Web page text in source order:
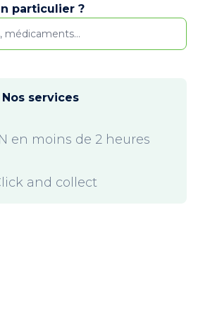
particulier ?
Nos services
en moins de 2 heures
and collect